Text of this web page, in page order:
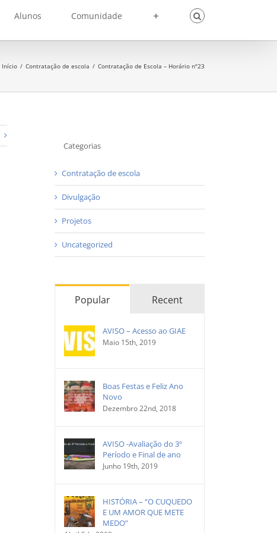
Alunos Comunidade
Início / Contratação de escola / Contratação de Escola – Horário nº23
Categorias
Contratação de escola
Divulgação
Projetos
Uncategorized
Popular Recent
AVISO – Acesso ao GIAE
Maio 15th, 2019
Boas Festas e Feliz Ano
Novo
Dezembro 22nd, 2018
AVISO -Avaliação do 3º
Período e Final de ano
Junho 19th, 2019
HISTÓRIA – “O CUQUEDO
E UM AMOR QUE METE
MEDO”